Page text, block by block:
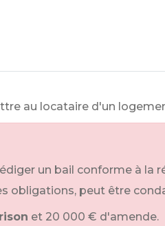
au locataire d'un
un bail conforme à
obligations, peut être
et 20 000 € d'amende.